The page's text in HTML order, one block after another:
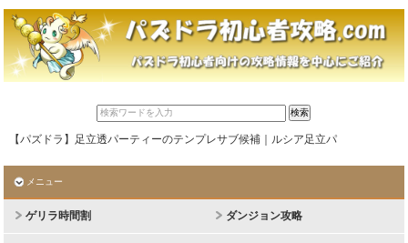
【パズドラ】足立透パーティーのテンプレサブ候補｜ルシア足立パ
メニュー
ゲリラ時間割 ダンジョン攻略